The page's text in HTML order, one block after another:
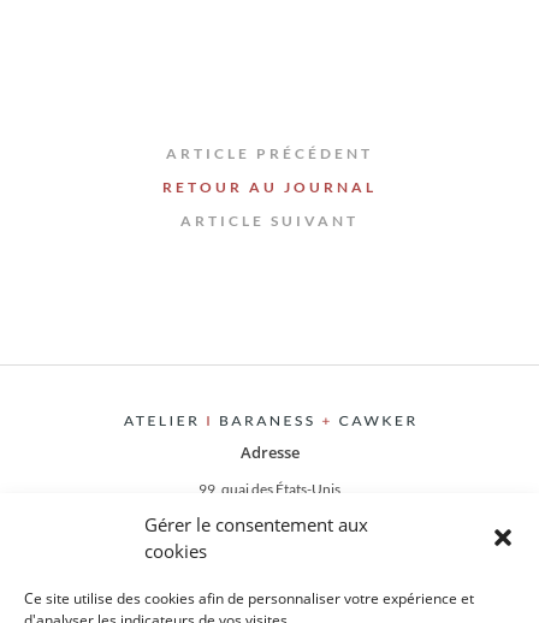
Gérer le consentement aux
cookies
Ce site utilise des cookies afin de personnaliser votre expérience et
ARTICLE PRÉCÉDENT
RETOUR AU JOURNAL
ARTICLE SUIVANT
Adresse
99, quai des États-Unis
+33(0)4 93 85 28 39